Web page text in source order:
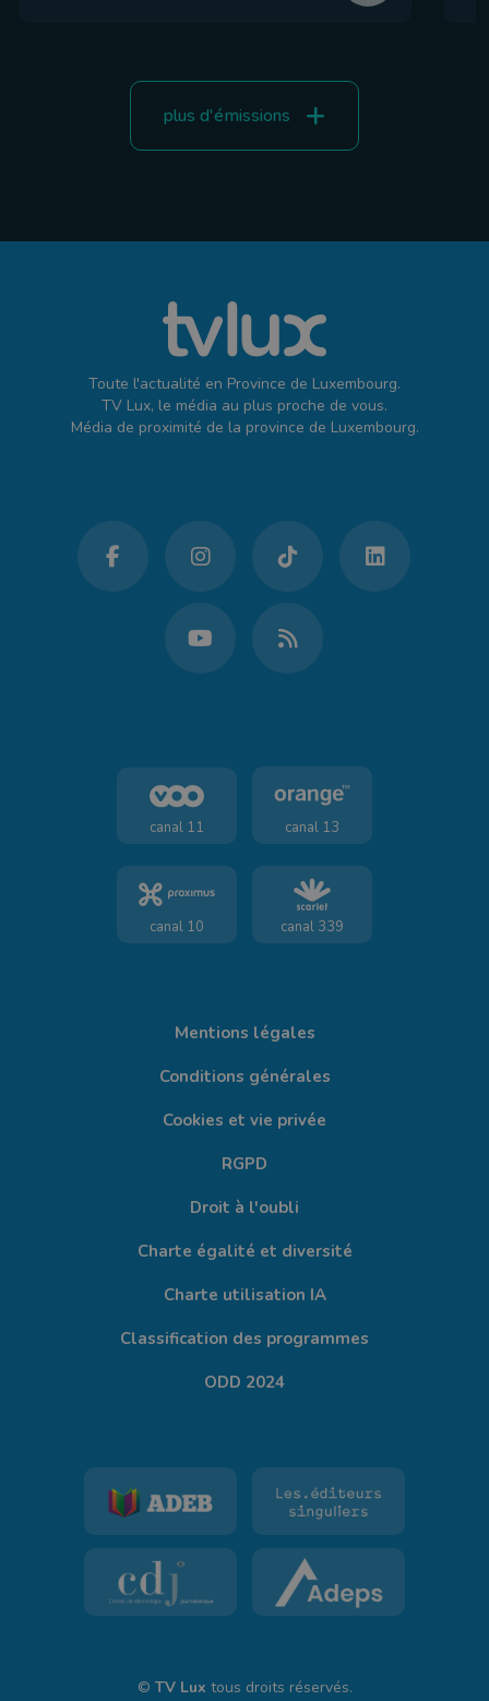
plus d'émissions
Toute l'actualité en Province de Luxembourg.
TV Lux, le média au plus proche de vous.
Média de proximité de la province de Luxembourg.
canal 11 canal 13
canal 10 canal 339
Mentions légales
Conditions générales
Cookies et vie privée
RGPD
Droit à l'oubli
Charte égalité et diversité
Charte utilisation IA
Classification des programmes
ODD 2024
© TV Lux tous droits réservés.